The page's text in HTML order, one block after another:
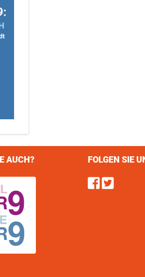
AUCH? FOLGEN SIE
Find